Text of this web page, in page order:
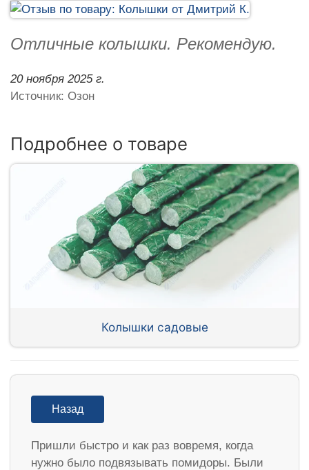
Отличные колышки. Рекомендую.
20 ноября 2025 г.
Источник: Озон
Подробнее о товаре
Колышки садовые
Назад
Пришли быстро и как раз вовремя, когда
нужно было подвязывать помидоры. Были